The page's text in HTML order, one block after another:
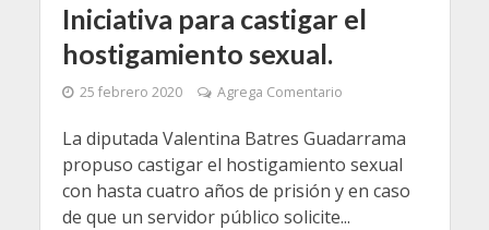
Iniciativa para castigar el
hostigamiento sexual.
25 febrero 2020 Agrega Comentario
La diputada Valentina Batres Guadarrama
propuso castigar el hostigamiento sexual
con hasta cuatro años de prisión y en caso
de que un servidor público solicite...